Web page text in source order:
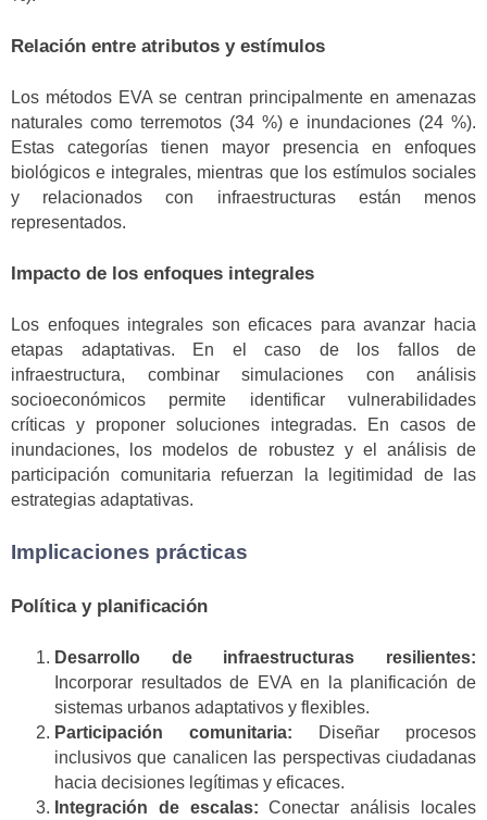
Relación entre atributos y estímulos
Los métodos EVA se centran principalmente en amenazas
naturales como terremotos (34 %) e inundaciones (24 %).
Estas categorías tienen mayor presencia en enfoques
biológicos e integrales, mientras que los estímulos sociales
y relacionados con infraestructuras están menos
representados.
Impacto de los enfoques integrales
Los enfoques integrales son eficaces para avanzar hacia
etapas adaptativas. En el caso de los fallos de
infraestructura, combinar simulaciones con análisis
socioeconómicos permite identificar vulnerabilidades
críticas y proponer soluciones integradas. En casos de
inundaciones, los modelos de robustez y el análisis de
participación comunitaria refuerzan la legitimidad de las
estrategias adaptativas.
Implicaciones prácticas
Política y planificación
Desarrollo de infraestructuras resilientes:
Incorporar resultados de EVA en la planificación de
sistemas urbanos adaptativos y flexibles.
Participación comunitaria: Diseñar procesos
inclusivos que canalicen las perspectivas ciudadanas
hacia decisiones legítimas y eficaces.
Integración de escalas: Conectar análisis locales